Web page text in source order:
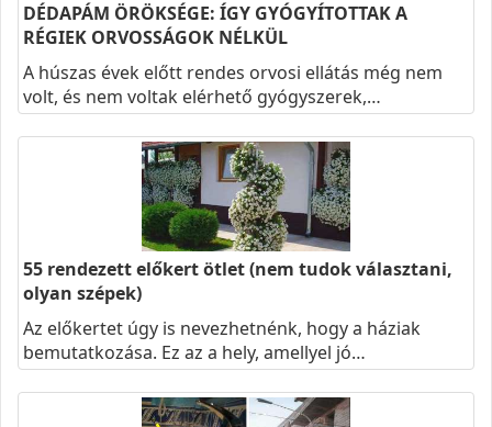
DÉDAPÁM ÖRÖKSÉGE: ÍGY GYÓGYÍTOTTAK A
RÉGIEK ORVOSSÁGOK NÉLKÜL
A húszas évek előtt rendes orvosi ellátás még nem
volt, és nem voltak elérhető gyógyszerek,…
55 rendezett előkert ötlet (nem tudok választani,
olyan szépek)
Az előkertet úgy is nevezhetnénk, hogy a háziak
bemutatkozása. Ez az a hely, amellyel jó…